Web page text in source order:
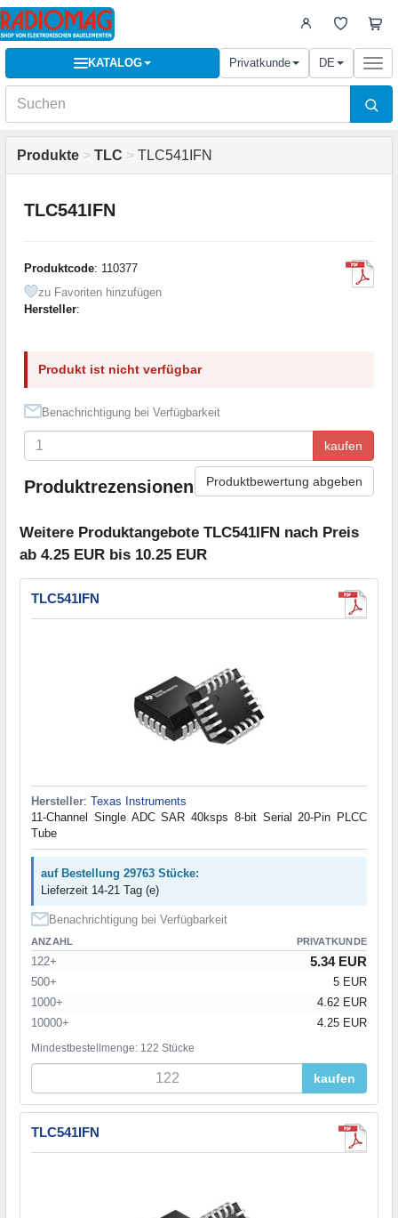
KATALOG Privatkunde DE
Produkte > TLC > TLC541IFN
TLC541IFN
Produktcode: 110377
zu Favoriten hinzufügen
Hersteller:
Produkt ist nicht verfügbar
Benachrichtigung bei Verfügbarkeit
kaufen
Produktrezensionen Produktbewertung abgeben
Weitere Produktangebote TLC541IFN nach Preis
ab 4.25 EUR bis 10.25 EUR
TLC541IFN
Hersteller: Texas Instruments
11-Channel Single ADC SAR 40ksps 8-bit Serial 20-Pin PLCC
Tube
auf Bestellung 29763 Stücke:
Lieferzeit 14-21 Tag (e)
Benachrichtigung bei Verfügbarkeit
ANZAHL PRIVATKUNDE
122+ 5.34 EUR
500+
5 EUR
1000+
4.62 EUR
10000+
4.25 EUR
Mindestbestellmenge: 122 Stücke
kaufen
TLC541IFN